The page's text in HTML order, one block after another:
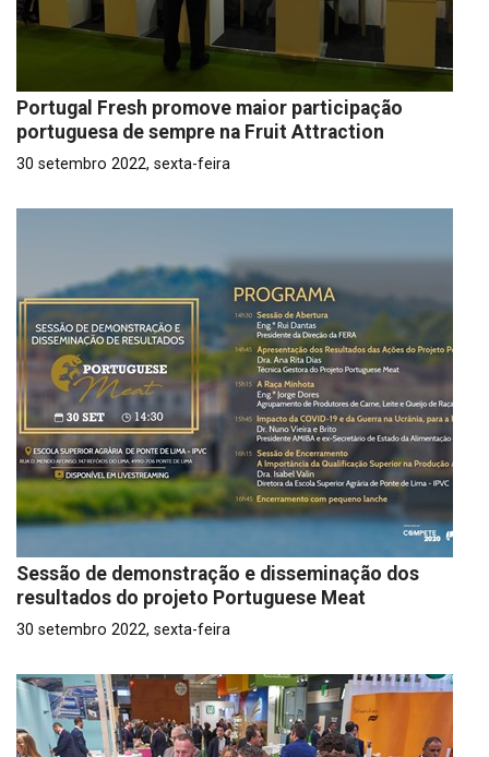
Portugal Fresh promove maior participação
portuguesa de sempre na Fruit Attraction
30 setembro 2022, sexta-feira
Sessão de demonstração e disseminação dos
resultados do projeto Portuguese Meat
30 setembro 2022, sexta-feira